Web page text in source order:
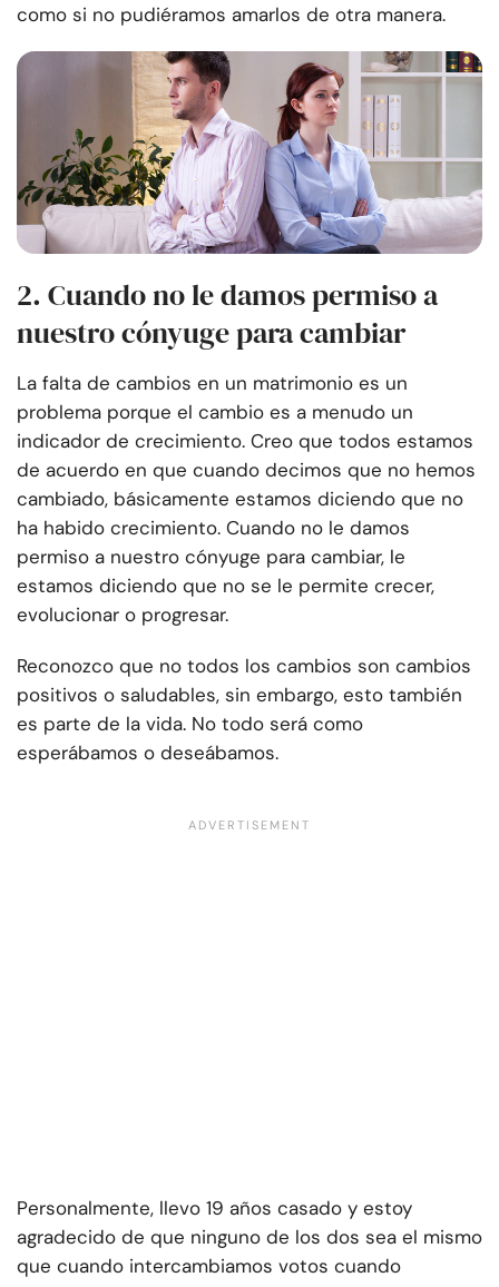
como si no pudiéramos amarlos de otra manera.
2. Cuando no le damos permiso a
nuestro cónyuge para cambiar
La falta de cambios en un matrimonio es un
problema porque el cambio es a menudo un
indicador de crecimiento. Creo que todos estamos
de acuerdo en que cuando decimos que no hemos
cambiado, básicamente estamos diciendo que no
ha habido crecimiento. Cuando no le damos
permiso a nuestro cónyuge para cambiar, le
estamos diciendo que no se le permite crecer,
evolucionar o progresar.
Reconozco que no todos los cambios son cambios
positivos o saludables, sin embargo, esto también
es parte de la vida. No todo será como
esperábamos o deseábamos.
Personalmente, llevo 19 años casado y estoy
agradecido de que ninguno de los dos sea el mismo
que cuando intercambiamos votos cuando